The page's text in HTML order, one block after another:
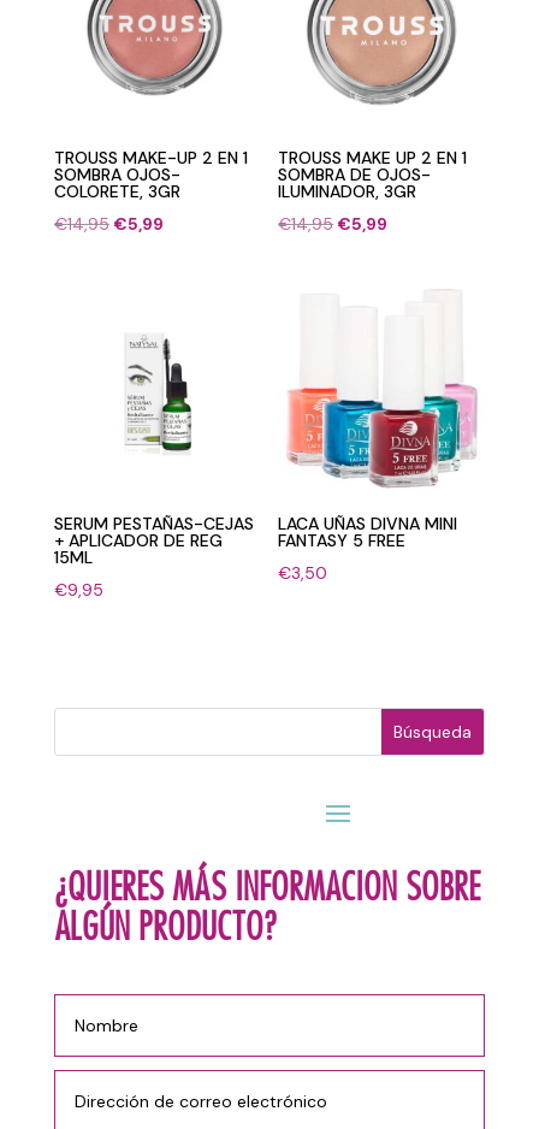
TROUSS MAKE-UP 2 EN 1
SOMBRA OJOS-
COLORETE, 3GR
€14,95 El
€14,95.
€5,99El
€5,99.
TROUSS MAKE UP 2 EN 1
SOMBRA DE OJOS-
ILUMINADOR, 3GR
€14,95 El
€5,99
actual
SERUM PESTAÑAS-CEJAS
+ APLICADOR DE REG
15ML
€9,95
LACA UÑAS DIVNA MINI
FANTASY 5 FREE
€3,50
¿QUIERES MÁS INFORMACION SOBRE
ALGÚN PRODUCTO?